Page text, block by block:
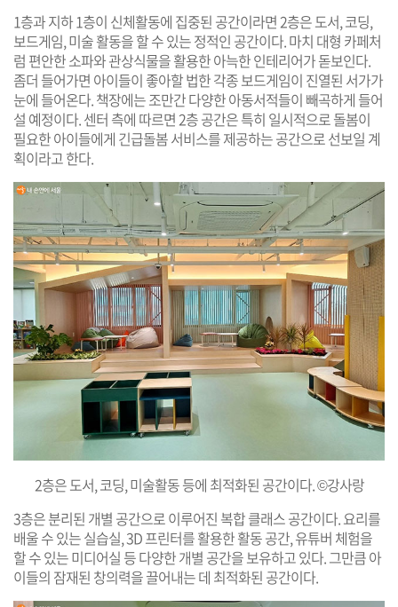
1층과 지하 1층이 신체활동에 집중된 공간이라면 2층은 도서, 코딩,
보드게임, 미술 활동을 할 수 있는 정적인 공간이다. 마치 대형 카페처
럼 편안한 소파와 관상식물을 활용한 아늑한 인테리어가 돋보인다.
좀더 들어가면 아이들이 좋아할 법한 각종 보드게임이 진열된 서가가
눈에 들어온다. 책장에는 조만간 다양한 아동서적들이 빼곡하게 들어
설 예정이다. 센터 측에 따르면 2층 공간은 특히 일시적으로 돌봄이
필요한 아이들에게 긴급돌봄 서비스를 제공하는 공간으로 선보일 계
획이라고 한다.
2층은 도서, 코딩, 미술활동 등에 최적화된 공간이다. ©강사랑
3층은 분리된 개별 공간으로 이루어진 복합 클래스 공간이다. 요리를
배울 수 있는 실습실, 3D 프린터를 활용한 활동 공간, 유튜버 체험을
할 수 있는 미디어실 등 다양한 개별 공간을 보유하고 있다. 그만큼 아
이들의 잠재된 창의력을 끌어내는 데 최적화된 공간이다.